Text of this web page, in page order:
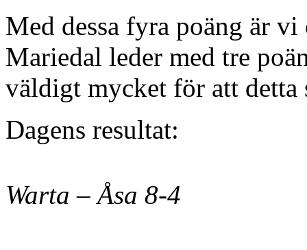
Med dessa fyra poäng är vi
Mariedal leder med tre
väldigt mycket för att detta
Dagens resultat:
Warta – Åsa 8-4